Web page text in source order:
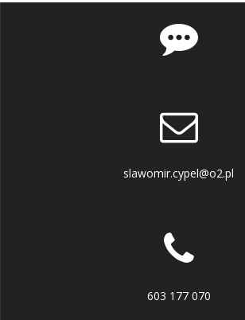
slawomir.cypel@o2.pl
603 177 070